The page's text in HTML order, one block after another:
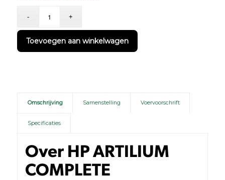
Toevoegen aan winkelwagen
Omschrijving Samenstelling Voervoorschrift
Specificaties
Over HP ARTILIUM
COMPLETE